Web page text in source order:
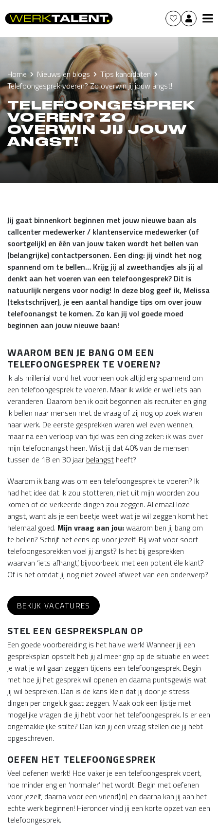
Home Nieuws en blogs
Tips kandidaten
Telefoongesprek voeren? Zo overwin jij jouw angst!
TELEFOONGESPREK
VOEREN? ZO
OVERWIN JIJ JOUW
ANGST!
Jij gaat binnenkort beginnen met jouw nieuwe baan als
callcenter medewerker / klantenservice medewerker (of
soortgelijk) en één van jouw taken wordt het bellen van
(belangrijke) contactpersonen. Een ding: jij vindt het nog
spannend om te bellen… Krijg jij al zweethandjes als jij al
denkt aan het voeren van een telefoongesprek? Dit is
natuurlijk nergens voor nodig! In deze blog geef ik, Melissa
(tekstschrijver), je een aantal handige tips om over jouw
telefoonangst te komen. Zo kan jij vol goede moed
beginnen aan jouw nieuwe baan!
WAAROM BEN JE BANG OM EEN
TELEFOONGESPREK TE VOEREN?
Ik als millenial vond het voorheen ook altijd erg spannend om
een telefoongesprek te voeren. Maar ik wilde er wel iets aan
veranderen. Daarom ben ik ooit begonnen als recruiter en ging
ik bellen naar mensen met de vraag of zij nog op zoek waren
naar werk. De eerste gesprekken waren wel even wennen,
maar na een verloop van tijd was een ding zeker: ik was over
mijn telefoonangst heen. Wist jij dat 40% van de mensen
tussen de 18 en 30 jaar belangst heeft?
Waarom ik bang was om een telefoongesprek te voeren? Ik
had het idee dat ik zou stotteren, niet uit mijn woorden zou
komen of de verkeerde dingen zou zeggen. Allemaal loze
angst, want als je een beetje weet wat je wil zeggen komt het
helemaal goed. Mijn vraag aan jou:waarom ben jij bang om
te bellen? Schrijf het eens op voor jezelf. Bij wat voor soort
telefoongesprekken voel jij angst? Is het bij gesprekken
waarvan ‘iets afhangt’, bijvoorbeeld met een potentiële klant?
Of is het omdat jij nog niet zoveel afweet van een onderwerp?
BEKIJK VACATURES
STEL EEN GESPREKSPLAN OP
Een goede voorbereiding is het halve werk! Wanneer jij een
gespreksplan opstelt heb jij al meer grip op de situatie en weet
je wat je wil gaan zeggen tijdens een telefoongesprek. Begin
met hoe jij het gesprek wil openen en daarna puntsgewijs wat
jij wil bespreken. Dan is de kans klein dat jij door je stress
dingen per ongeluk gaat zeggen. Maak ook een lijstje met
mogelijke vragen die jij hebt voor het telefoongesprek. Is er een
ongemakkelijke stilte? Dan kan jij een vraag stellen die jij hebt
opgeschreven.
OEFEN HET TELEFOONGESPREK
Veel oefenen werkt! Hoe vaker je een telefoongesprek voert,
hoe minder eng en ‘normaler’ het wordt. Begin met oefenen
voor jezelf, daarna voor een vriend(in) en daarna kan jij aan het
echte werk beginnen! Hieronder vind jij een korte opzet van een
telefoongesprek.